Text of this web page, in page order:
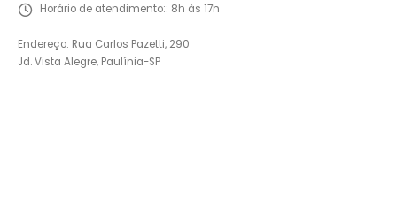
Horário de atendimento:: 8h às 17h
Endereço: Rua Carlos Pazetti, 290
Jd. Vista Alegre, Paulínia-SP